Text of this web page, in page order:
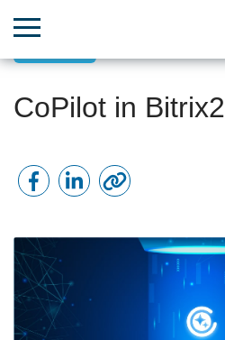
CoPilot in